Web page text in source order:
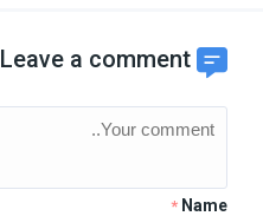
Leave a comment
Name
*